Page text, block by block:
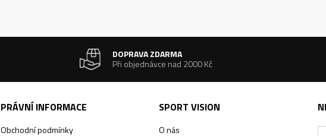
DOPRAVA ZDARMA
Při objednávce nad 2000 Kč
PRÁVNÍ INFORMACE
Obchodní podmínky
SPORT VISION
O nás